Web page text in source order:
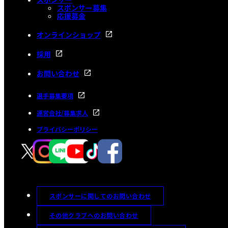
スポンサー募集
応援募金
オンラインショップ
採用
お問い合わせ
選手募集要項
運営会社/募集求人
プライバシーポリシー
スポンサーに関してのお問い合わせ
その他クラブへのお問い合わせ